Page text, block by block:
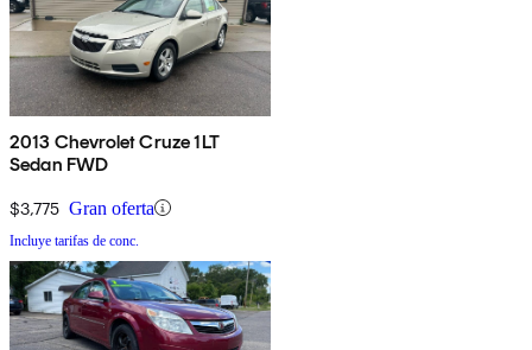
2013 Chevrolet Cruze 1LT
Sedan FWD
$3,775 Gran oferta
Incluye tarifas de conc.